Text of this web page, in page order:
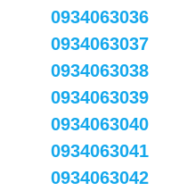
0934063036
0934063037
0934063038
0934063039
0934063040
0934063041
0934063042